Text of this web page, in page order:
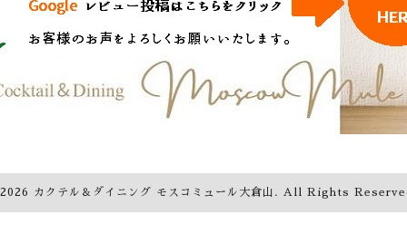
カクテル＆ダイニング モスコミュール大倉山 . All Rights